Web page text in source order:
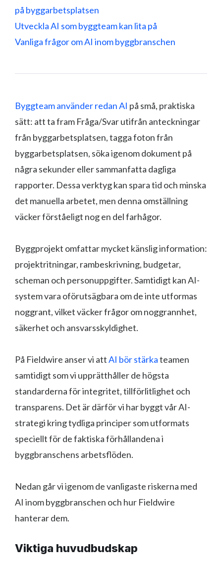
på byggarbetsplatsen
Utveckla AI som byggteam kan lita på
Vanliga frågor om AI inom byggbranschen
Byggteam använder redan AI på små, praktiska
sätt: att ta fram Fråga/Svar utifrån anteckningar
från byggarbetsplatsen, tagga foton från
byggarbetsplatsen, söka igenom dokument på
några sekunder eller sammanfatta dagliga
rapporter. Dessa verktyg kan spara tid och minska
det manuella arbetet, men denna omställning
väcker förståeligt nog en del farhågor.
Byggprojekt omfattar mycket känslig information:
projektritningar, rambeskrivning, budgetar,
scheman och personuppgifter. Samtidigt kan AI-
system vara oförutsägbara om de inte utformas
noggrant, vilket väcker frågor om noggrannhet,
säkerhet och ansvarsskyldighet.
På Fieldwire anser vi attAI bör stärkateamen
samtidigt som vi upprätthåller de högsta
standarderna för integritet, tillförlitlighet och
transparens. Det är därför vi har byggt vår AI-
strategi kring tydliga principer som utformats
speciellt för de faktiska förhållandena i
byggbranschens arbetsflöden.
Nedan går vi igenom de vanligaste riskerna med
AI inom byggbranschen och hur Fieldwire
hanterar dem.
Viktiga huvudbudskap